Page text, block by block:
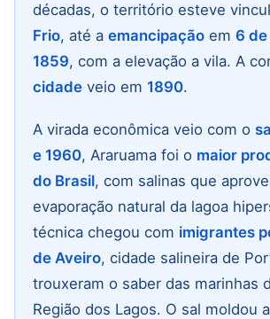
décadas, o território esteve
Frio, até a emancipação em 6
1859, com a elevação a vila. A
cidade veio em 1890.
A virada econômica veio com o
e 1960, Araruama foi o maior
do Brasil, com salinas que
evaporação natural da lagoa
técnica chegou com imigrantes
de Aveiro, cidade salineira de
trouxeram o saber das marinhas
Região dos Lagos. O sal moldou